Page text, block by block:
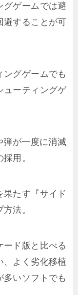
グゲームでは避
避することが可
グゲームでも
ューティングゲ
弾が一度に消滅
用。
果たす『サイド
法。
ード版と比べる
、よく劣化移植
いソフトでも